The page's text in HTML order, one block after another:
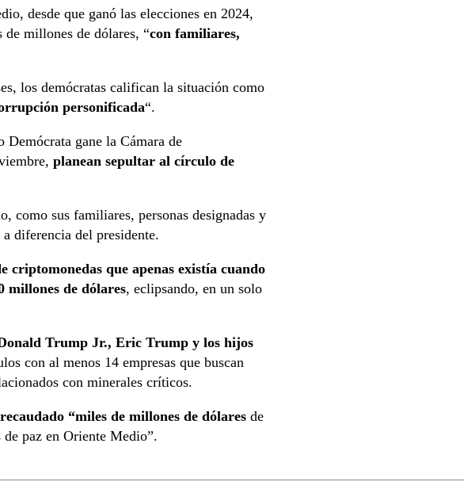
desde que ganó las elecciones en 2024,
millones de dólares, “con familiares,
los demócratas califican la situación como
personificada“.
Demócrata gane la Cámara de
planean sepultar al círculo de
como sus familiares, personas designadas y
a diferencia del presidente.
criptomonedas que apenas existía cuando
millones de dólares, eclipsando, en un solo
Trump Jr., Eric Trump y los hijos
con al menos 14 empresas que buscan
con minerales críticos.
“miles de millones de dólares de
paz en Oriente Medio”.